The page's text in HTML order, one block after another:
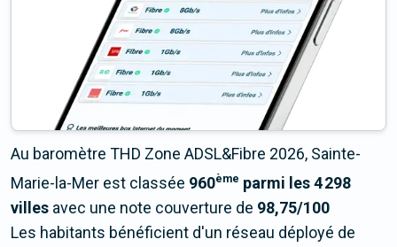
Au baromètre THD Zone ADSL&Fibre 2026, Sainte-
Marie-la-Mer est classée 960ème parmi les 4 298
villes avec une note couverture de 98,75/100
Les habitants bénéficient d'un réseau déployé de